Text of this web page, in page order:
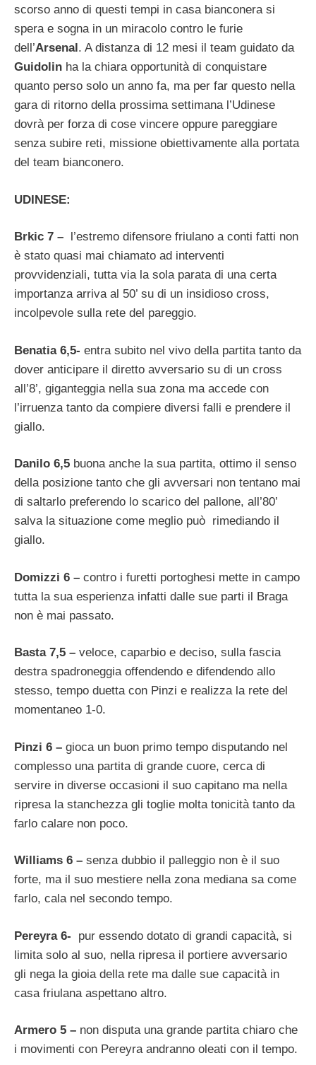
scorso anno di questi tempi in casa bianconera si
spera e sogna in un miracolo contro le furie
dell’Arsenal. A distanza di 12 mesi il team guidato da
Guidolin ha la chiara opportunità di conquistare
quanto perso solo un anno fa, ma per far questo nella
gara di ritorno della prossima settimana l’Udinese
dovrà per forza di cose vincere oppure pareggiare
senza subire reti, missione obiettivamente alla portata
del team bianconero.
UDINESE:
Brkic 7 – l’estremo difensore friulano a conti fatti non
è stato quasi mai chiamato ad interventi
provvidenziali, tutta via la sola parata di una certa
importanza arriva al 50’ su di un insidioso cross,
incolpevole sulla rete del pareggio.
Benatia 6,5- entra subito nel vivo della partita tanto da
dover anticipare il diretto avversario su di un cross
all’8’, giganteggia nella sua zona ma accede con
l’irruenza tanto da compiere diversi falli e prendere il
giallo.
Danilo 6,5 buona anche la sua partita, ottimo il senso
della posizione tanto che gli avversari non tentano mai
di saltarlo preferendo lo scarico del pallone, all’80’
salva la situazione come meglio può rimediando il
giallo.
Domizzi 6 – contro i furetti portoghesi mette in campo
tutta la sua esperienza infatti dalle sue parti il Braga
non è mai passato.
Basta 7,5 – veloce, caparbio e deciso, sulla fascia
destra spadroneggia offendendo e difendendo allo
stesso, tempo duetta con Pinzi e realizza la rete del
momentaneo 1-0.
Pinzi 6 – gioca un buon primo tempo disputando nel
complesso una partita di grande cuore, cerca di
servire in diverse occasioni il suo capitano ma nella
ripresa la stanchezza gli toglie molta tonicità tanto da
farlo calare non poco.
Williams 6 – senza dubbio il palleggio non è il suo
forte, ma il suo mestiere nella zona mediana sa come
farlo, cala nel secondo tempo.
Pereyra 6- pur essendo dotato di grandi capacità, si
limita solo al suo, nella ripresa il portiere avversario
gli nega la gioia della rete ma dalle sue capacità in
casa friulana aspettano altro.
Armero 5 – non disputa una grande partita chiaro che
i movimenti con Pereyra andranno oleati con il tempo.